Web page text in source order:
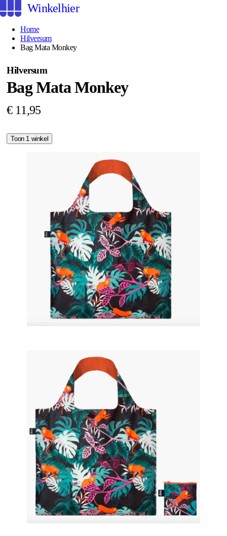
Winkelhier
Home
Hilversum
Bag Mata Monkey
Hilversum
Bag Mata Monkey
€ 11,95
Toon 1 winkel